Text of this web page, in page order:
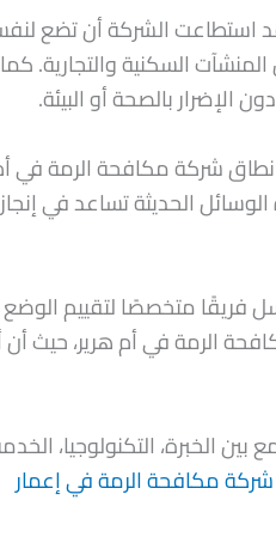
استطاعت الشركة أن تضع
السكنية والتجارية. كما
بالصحة أو البيئة.
شركة مكافحة الرمة في
الحديثة تساعد في
فريقًا متخصصًا لتقييم
الرمة في أم هرير، حيث أن
التكنولوجيا،
شركة مكافحة الرمة في إعمار